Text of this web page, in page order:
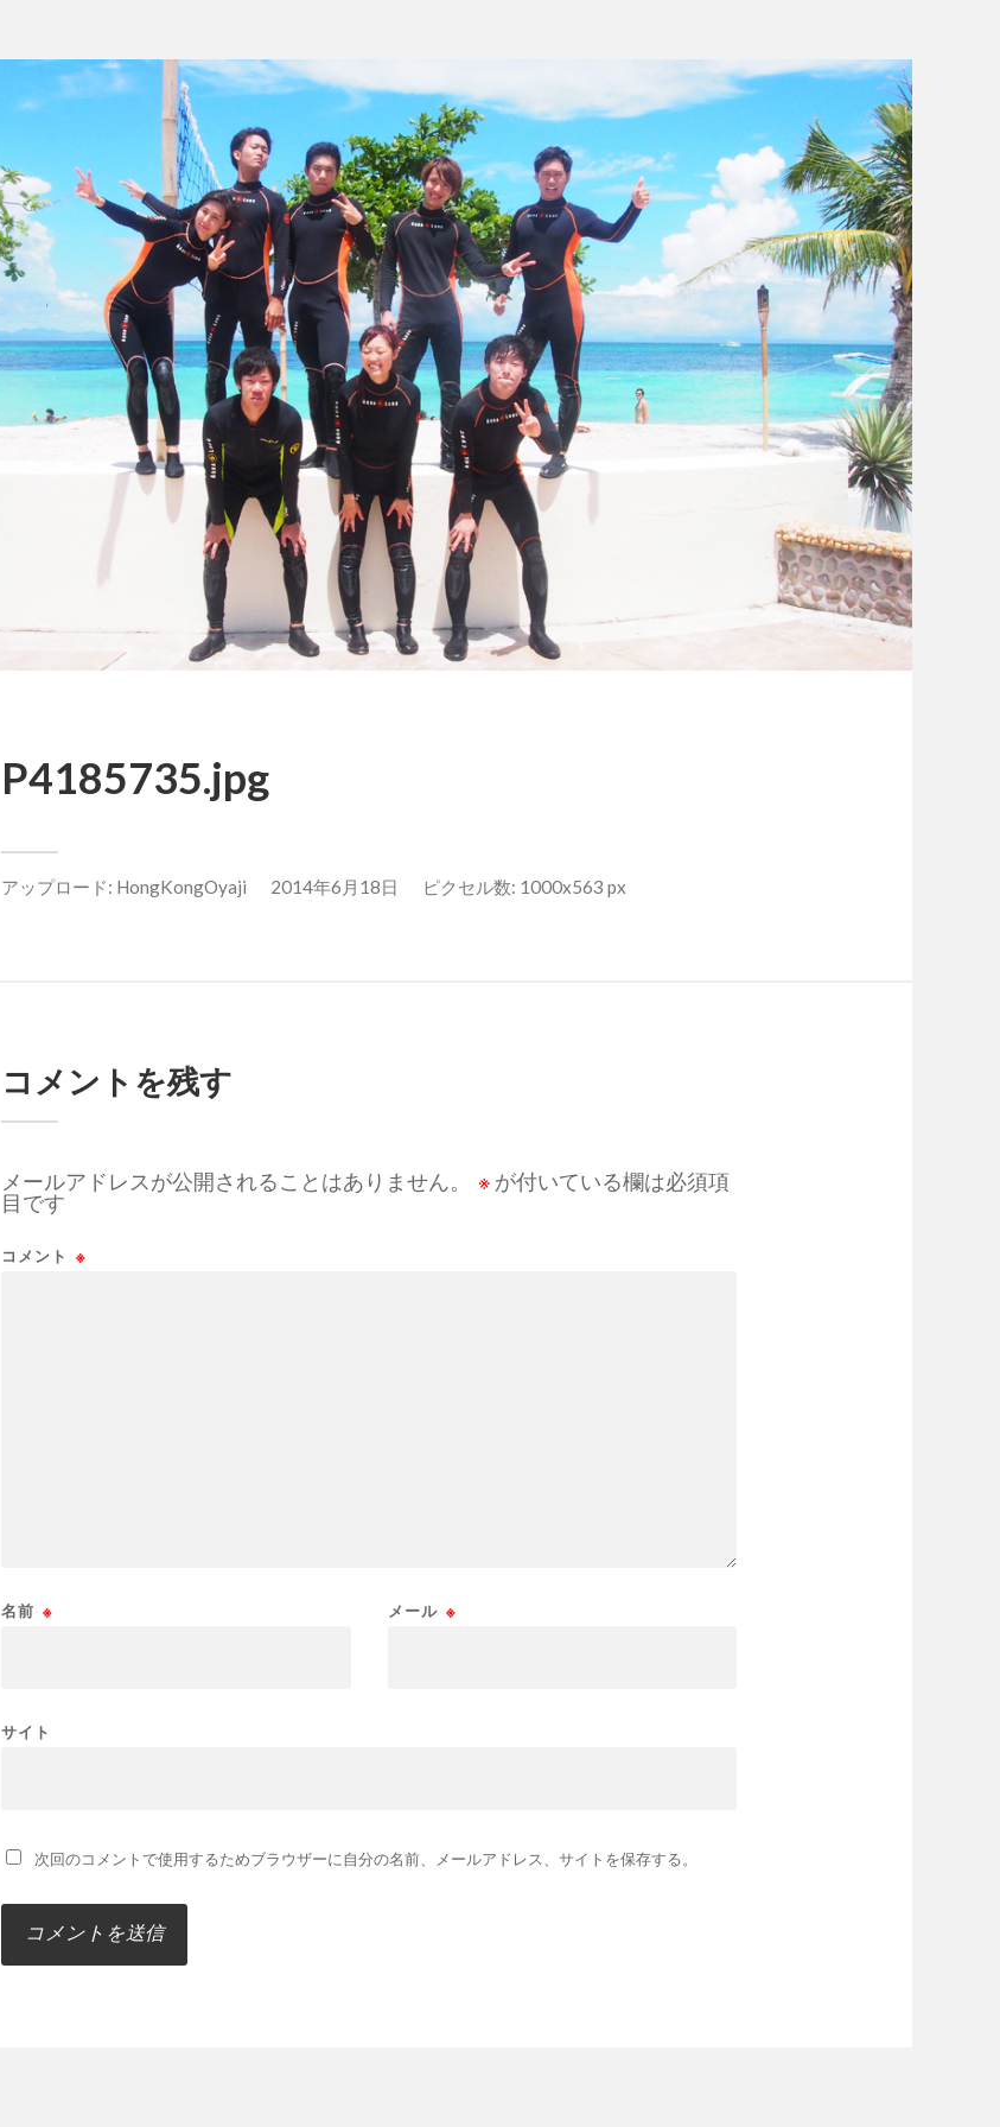
P4185735.jpg
アップロード: HongKongOyaji 2014年6月18日 ピクセル数: 1000x563 px
コメントを残す
メールアドレスが公開されることはありません。 ※ が付いている欄は必須項
目です
コメント ※
名前 ※ メール ※
サイト
次回のコメントで使用するためブラウザーに自分の名前、メールアドレス、サイトを保存する。